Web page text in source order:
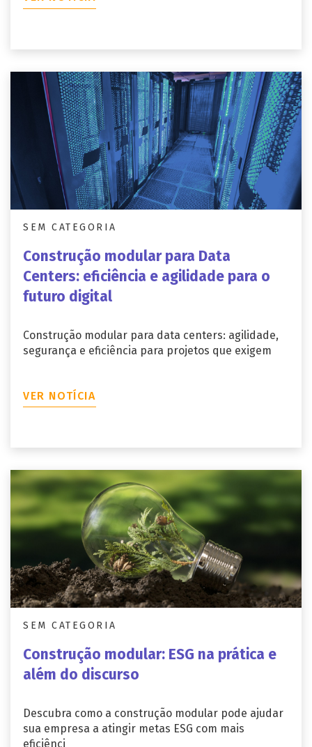
SEM CATEGORIA
Construção modular para Data
Centers: eficiência e agilidade para o
futuro digital
Construção modular para data centers: agilidade,
segurança e eficiência para projetos que exigem
VER NOTÍCIA
SEM CATEGORIA
Construção modular: ESG na prática e
além do discurso
Descubra como a construção modular pode ajudar
sua empresa a atingir metas ESG com mais
eficiênci